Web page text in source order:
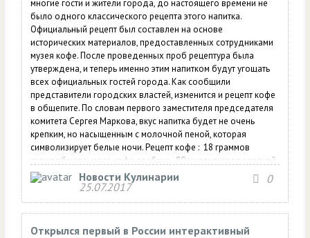
многие гости и жители города, до настоящего времени не
было одного классического рецепта этого напитка.
Официальный рецепт был составлен на основе
исторических материалов, предоставленных сотрудниками
музея кофе. После проведенных проб рецептура была
утверждена, и теперь именно этим напитком будут угощать
всех официальных гостей города. Как сообщили
представители городских властей, изменится и рецепт кофе
в общепите. По словам первого заместителя председателя
комитета Сергея Маркова, вкус напитка будет не очень
крепким, но насыщенным с молочной пеной, которая
символизирует белые ночи. Рецепт кофе : 18 граммов
свежеобжаренного кофе арабика , 80 миллилитров горячей
воды и 1-2 ложки молочной пены. Сначала готовится
двойной эспрессо, затем в него добавляют горячую воду и
молочную пену, взбитую при помощи капучинатора.
Новости Кулинарии
25.07.2017
0
Открылся первый в России интерактивный